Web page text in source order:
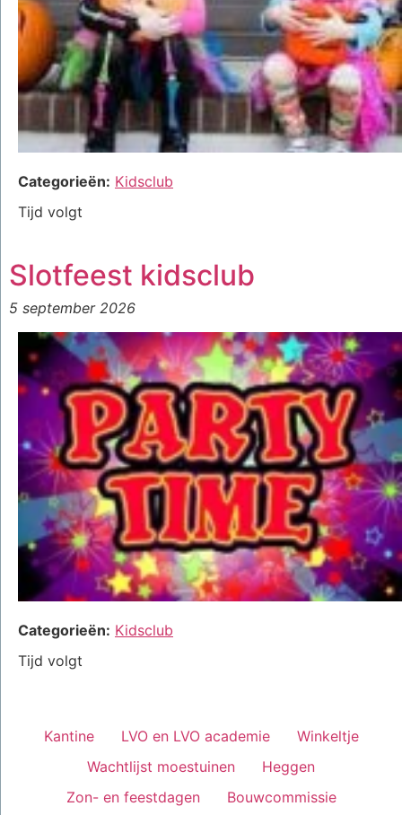
Categorieën: Kidsclub
Tijd volgt
Slotfeest kidsclub
5 september 2026
Categorieën: Kidsclub
Tijd volgt
Kantine LVO en LVO academie
Winkeltje
Wachtlijst moestuinen
Heggen
Zon- en feestdagen
Bouwcommissie